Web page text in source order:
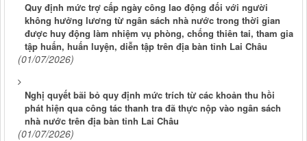
Quy định mức trợ cấp ngày công lao động đối với người
không hưởng lương từ ngân sách nhà nước trong thời gian
được huy động làm nhiệm vụ phòng, chống thiên tai, tham gia
tập huấn, huấn luyện, diễn tập trên địa bàn tỉnh Lai Châu
(01/07/2026)
Nghị quyết bãi bỏ quy định mức trích từ các khoản thu hồi
phát hiện qua công tác thanh tra đã thực nộp vào ngân sách
nhà nước trên địa bàn tỉnh Lai Châu
(01/07/2026)